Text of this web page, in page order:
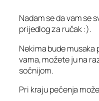
Nadam se da vam se
prijedlog za ručak :).
Nekima bude musaka
vama, možete ju na
sočnijom.
Pri kraju pečenja